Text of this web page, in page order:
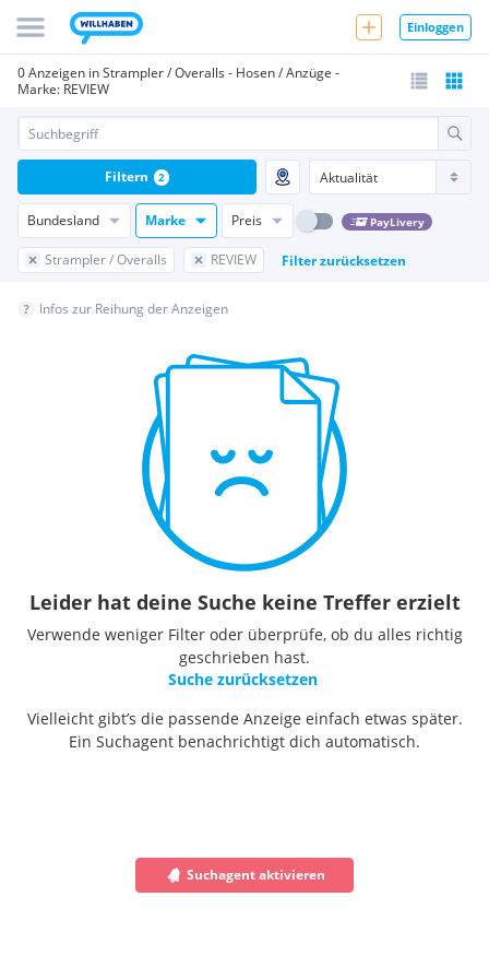
Einloggen
0 Anzeigen in Strampler / Overalls - Hosen / Anzüge -
Marke: REVIEW
Bundesland Marke Preis PayLivery
Strampler / Overalls REVIEW Filter zurücksetzen
Filtern 2
Infos zur Reihung der Anzeigen
Leider hat deine Suche keine Treffer erzielt
Verwende weniger Filter oder überprüfe, ob du alles richtig
geschrieben hast.
Suche zurücksetzen
Vielleicht gibt’s die passende Anzeige einfach etwas später.
Ein Suchagent benachrichtigt dich automatisch.
Suchagent aktivieren